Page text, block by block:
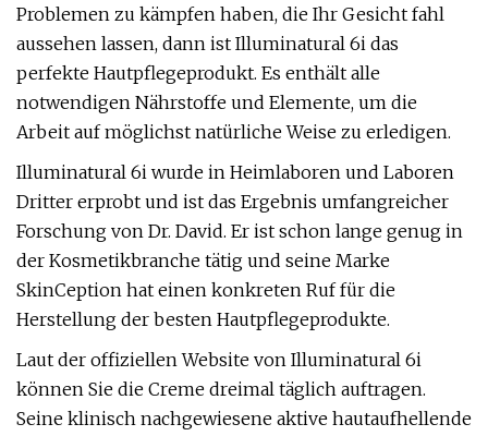
Problemen zu kämpfen haben, die Ihr Gesicht fahl
aussehen lassen, dann ist Illuminatural 6i das
perfekte Hautpflegeprodukt. Es enthält alle
notwendigen Nährstoffe und Elemente, um die
Arbeit auf möglichst natürliche Weise zu erledigen.
Illuminatural 6i wurde in Heimlaboren und Laboren
Dritter erprobt und ist das Ergebnis umfangreicher
Forschung von Dr. David. Er ist schon lange genug in
der Kosmetikbranche tätig und seine Marke
SkinCeption hat einen konkreten Ruf für die
Herstellung der besten Hautpflegeprodukte.
Laut der offiziellen Website von Illuminatural 6i
können Sie die Creme dreimal täglich auftragen.
Seine klinisch nachgewiesene aktive hautaufhellende